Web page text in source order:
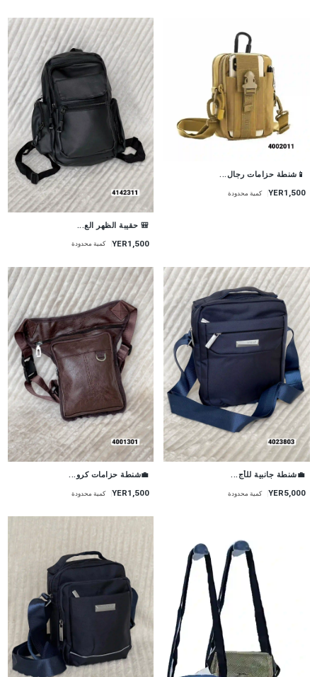
📱شنطة حزامات رجال...
YER1,500 كمية محدودة
🎒 حقيبة الظهر الع...
YER1,500 كمية محدودة
💼شنطة جانبية للأج...
YER5,000 كمية محدودة
💼شنطة حزامات كرو...
YER1,500 كمية محدودة